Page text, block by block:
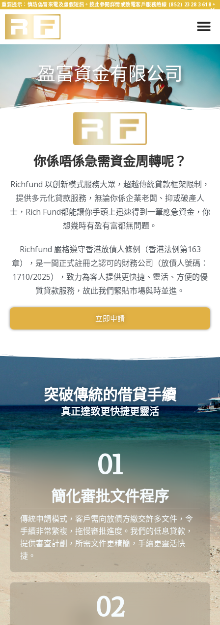
重要提示：慎防偽冒來電及虛假短訊。按此參閱詳情或致電客戶服務熱線 (852) 2328 3618。
×
盈富資金有限公司
你係唔係急需資金周轉呢？
Richfund 以創新模式服務大眾，超越傳統貸款框架限制，
提供多元化貸款服務，無論你係企業老闆、抑或破產人
士，Rich Fund都能讓你手頭上迅速得到一筆應急資金，你
想幾時有盈有富都無問題。
Richfund 嚴格遵守香港放債人條例（香港法例第163
章），是一間正式註冊之認可的財務公司（放債人號碼：
1710/2025），致力為客人提供更快捷、靈活、方便的優
質貸款服務，故此我們緊貼市場與時並進。
立即申請
突破傳統的借貸手續
真正達致更快捷更靈活
01
簡化審批文件程序
傳統申請模式，客戶需向放債方繳交許多文件，令
手續非常繁複，拖慢審批進度。我們的低息貸款，
提供審查計劃，所需文件更精簡，手續更靈活快
捷。
02